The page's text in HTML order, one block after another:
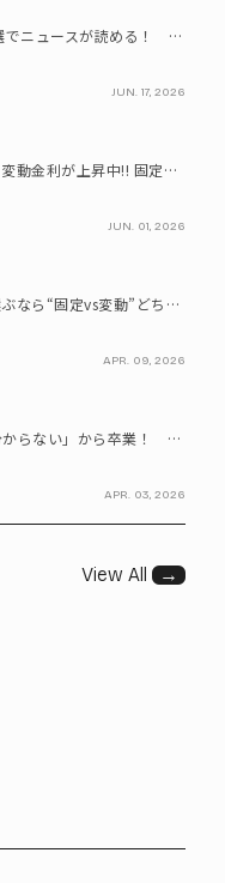
【超入門】金融用語11選でニュースが読める！ 知識ゼロからの賢い資産の育て方
JUN. 17, 2026
【住宅ローン借換問題】変動金利が上昇中!! 固定に借り換えるなら今が正解って本当? シミュレーションで比較してみよう
JUN. 01, 2026
これから住宅ローンを選ぶなら“固定vs変動”どちらが正解? 9割が利用したいと答えた「いま決めなくてもいい」ローンとは!?
APR. 09, 2026
「何が分からないか、分からない」から卒業！ SBIネオトレード証券で学ぶ、はじめての資産形成
APR. 03, 2026
View All →